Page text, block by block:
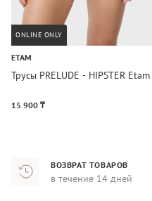
ONLINE ONLY
ETAM
Трусы PRELUDE - HIPSTER Etam
15 900 ₸
ВОЗВРАТ ТОВАРОВ
в течение 14 дней